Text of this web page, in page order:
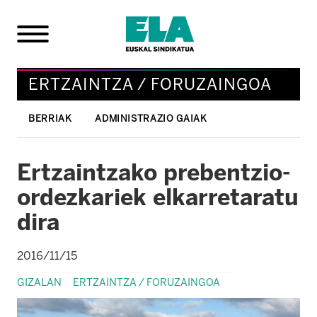
ERTZAINTZA / FORUZAINGOA
BERRIAK ADMINISTRAZIO GAIAK
Ertzaintzako prebentzio-
ordezkariek elkarretaratu
dira
2016/11/15
GIZALAN ERTZAINTZA / FORUZAINGOA